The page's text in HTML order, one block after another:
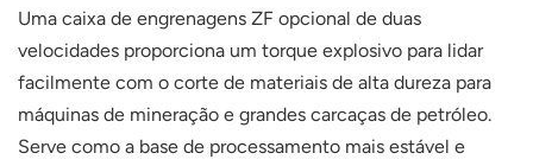
Uma caixa de engrenagens ZF opcional de duas
velocidades proporciona um torque explosivo para lidar
facilmente com o corte de materiais de alta dureza para
máquinas de mineração e grandes carcaças de petróleo.
Serve como a base de processamento mais estável e